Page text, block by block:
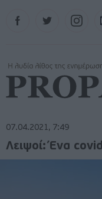
Instagram
07.04.2021, 7:49
Λειψοί: Ένα